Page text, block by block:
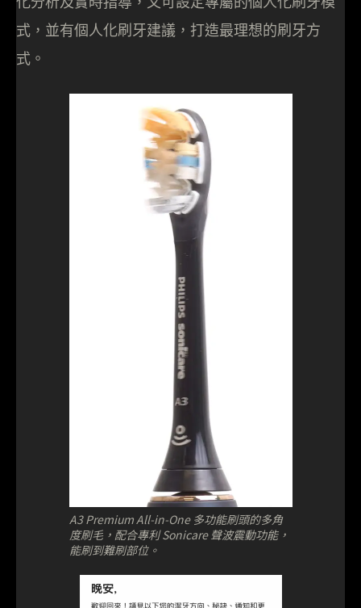
式，並有個人化刷牙建議，打造最理想的刷牙方
式。
A3 Premium All-in-One 多功能刷頭的多角
度刷毛，配合專利 Sonicare 聲波震動功能，
能刷到難刷部位。